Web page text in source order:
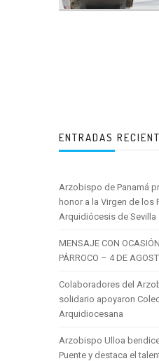
ENTRADAS
Arzobispo de Panamá
honor a la Virgen de los
Arquidiócesis de Sevilla
MENSAJE CON
PÁRROCO – 4 DE
Colaboradores del
solidario apoyaron
Arquidiocesana
Arzobispo Ulloa
Puente y destaca el